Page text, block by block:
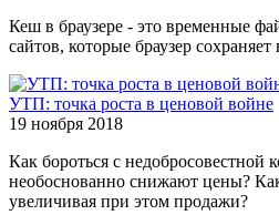
Кеш в браузере - это временные
сайтов, которые браузер
УТП: точка роста в ценовой войне
19 ноября 2018
Как бороться с недобросовестной
необоснованно снижают цены?
увеличивая при этом продажи?